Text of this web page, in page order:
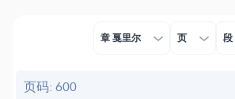
章 戛里尔 页 段
页码: 600